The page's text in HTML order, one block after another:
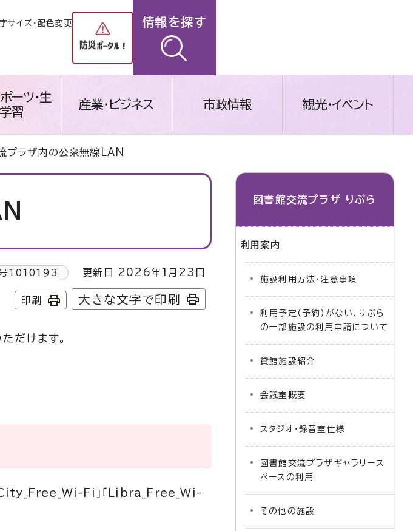
サイズ・配色変更 情報を探す
ーツ・生
習
産業・ビジネス 市政情報 観光・イベント
プラザ内の公衆無線LAN
1010193 更新日 2026年1月23日
印刷 大きな文字で印刷
だけます。
Fi」「Libra_Free_Wi-
図書館交流プラザ りぶら
利用案内
施設利用方法・注意事項
利用予定（予約）がない、りぶら
の一部施設の利用申請について
貸館施設紹介
会議室概要
スタジオ・録音室仕様
図書館交流プラザギャラリース
ペースの利用
その他の施設